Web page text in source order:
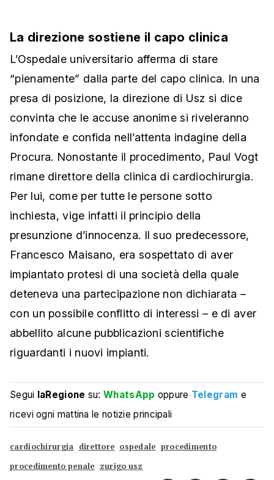
La direzione sostiene il capo clinica
L’Ospedale universitario afferma di stare
“pienamente” dalla parte del capo clinica. In una
presa di posizione, la direzione di Usz si dice
convinta che le accuse anonime si riveleranno
infondate e confida nell’attenta indagine della
Procura. Nonostante il procedimento, Paul Vogt
rimane direttore della clinica di cardiochirurgia.
Per lui, come per tutte le persone sotto
inchiesta, vige infatti il principio della
presunzione d’innocenza. Il suo predecessore,
Francesco Maisano, era sospettato di aver
impiantato protesi di una società della quale
deteneva una partecipazione non dichiarata –
con un possibile conflitto di interessi – e di aver
abbellito alcune pubblicazioni scientifiche
riguardanti i nuovi impianti.
Segui laRegione su:WhatsApp oppure Telegram e
ricevi ogni mattina le notizie principali
cardiochirurgia direttore ospedale procedimento
procedimento penale zurigo usz